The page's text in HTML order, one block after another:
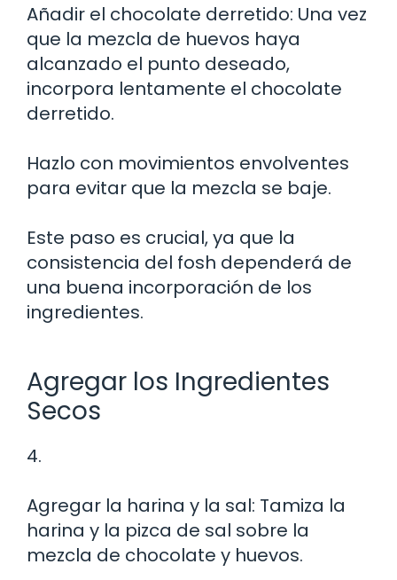
Añadir el chocolate derretido: Una vez
que la mezcla de huevos haya
alcanzado el punto deseado,
incorpora lentamente el chocolate
derretido.
Hazlo con movimientos envolventes
para evitar que la mezcla se baje.
Este paso es crucial, ya que la
consistencia del fosh dependerá de
una buena incorporación de los
ingredientes.
Agregar los Ingredientes
Secos
4.
Agregar la harina y la sal: Tamiza la
harina y la pizca de sal sobre la
mezcla de chocolate y huevos.